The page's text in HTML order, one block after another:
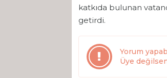
katkıda bulunan
getirdi.
Yorum
Üye